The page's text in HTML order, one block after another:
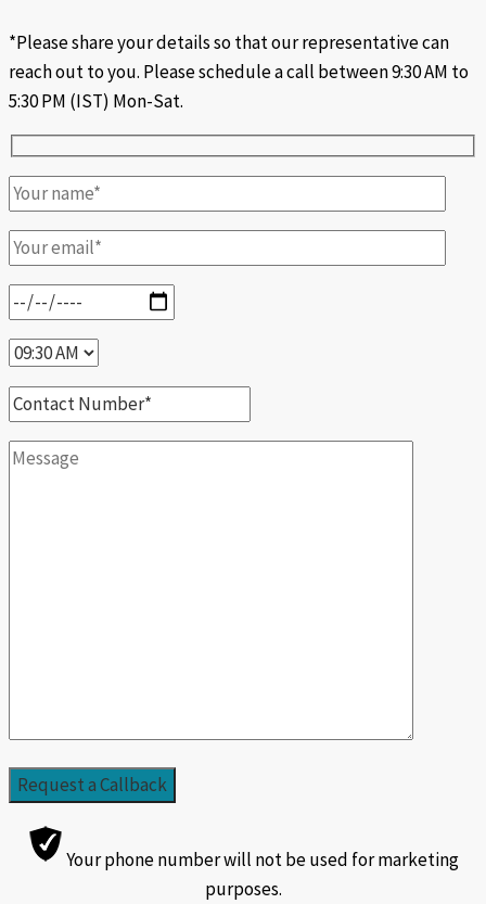
*Please share your details so that our representative can
reach out to you. Please schedule a call between 9:30 AM to
5:30 PM (IST) Mon-Sat.
Your phone number will not be used for marketing
purposes.